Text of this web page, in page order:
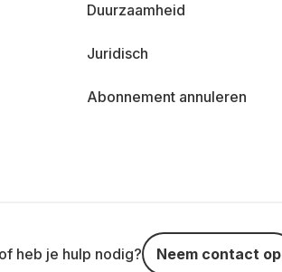
Duurzaamheid
Juridisch
Abonnement annuleren
heb je hulp nodig? Neem contact op